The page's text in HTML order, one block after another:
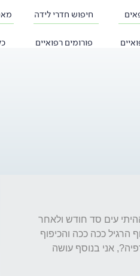
חיפוש חדרי לידה
פורומים רפואיים